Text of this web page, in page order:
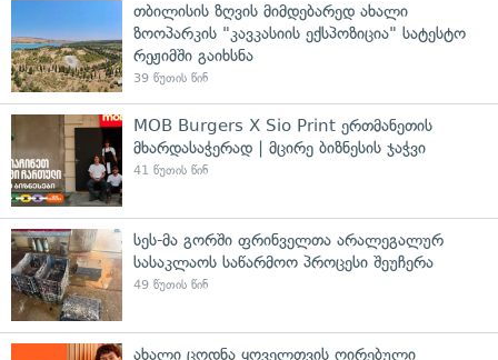
თბილისის ზღვის მიმდებარედ ახალი
ზოოპარკის "კავკასიის ექსპოზიცია" სატესტო
რეჟიმში გაიხსნა
39 წუთის წინ
MOB Burgers X Sio Print ერთმანეთის
მხარდასაჭერად | მცირე ბიზნესის ჯაჭვი
41 წუთის წინ
სეს-მა გორში ფრინველთა არალეგალურ
სასაკლაოს საწარმოო პროცესი შეუჩერა
49 წუთის წინ
ახალი ცოდნა ყოველთვის ღირებული